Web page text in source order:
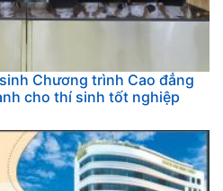
Chương trình Cao đẳng
cho thí sinh tốt nghiệp